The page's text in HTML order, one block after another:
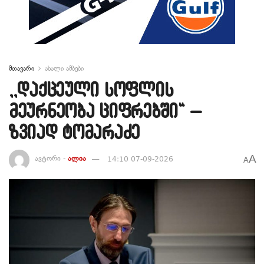
მთავარი ახალი ამბები
,,დაქცეული სოფლის
მეურნეობა ციფრებში“ –
ზვიად ტომარაძე
ავტორი - ალია 14:10 07-09-2026 AA